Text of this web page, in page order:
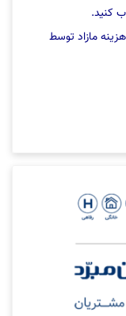
کنید.
مازاد توسط